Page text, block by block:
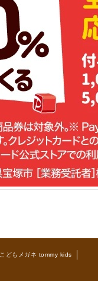
こどもメガネ tommy kids